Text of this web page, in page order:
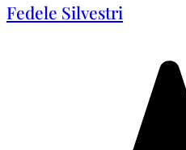
Fedele Silvestri